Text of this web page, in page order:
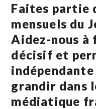
Faites partie
mensuels du
Aidez-nous à
décisif et
grandir dans
médiatique